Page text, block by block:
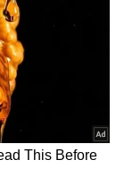
ఉండేలా
ముందు ఫైబర్
ఎంతో
సెక్స్
పాల్గొని వారు